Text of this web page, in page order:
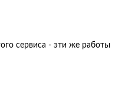
сервиса - эти же работы